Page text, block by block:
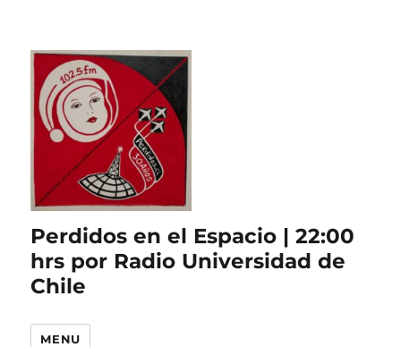
Perdidos en el Espacio | 22:00
hrs por Radio Universidad de
Chile
MENU